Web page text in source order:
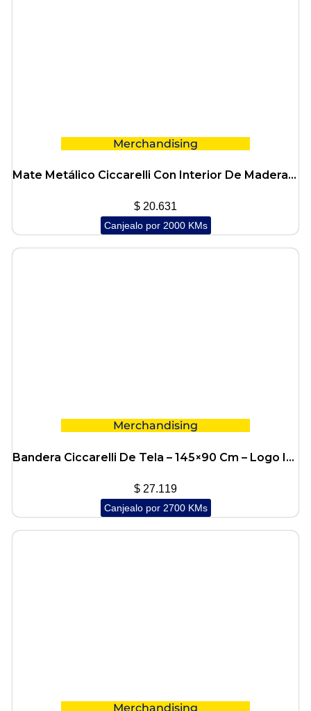
Merchandising
Mate Metálico Ciccarelli Con Interior De Madera Con Logo
$ 20.631
Canjealo por 2000 KMs
Merchandising
Bandera Ciccarelli De Tela – 145×90 Cm – Logo Impreso
$ 27.119
Canjealo por 2700 KMs
Merchandising